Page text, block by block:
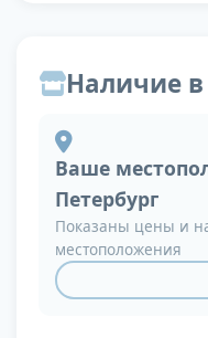
Наличие в
Ваше
Петербург
Показаны цены и
местоположения